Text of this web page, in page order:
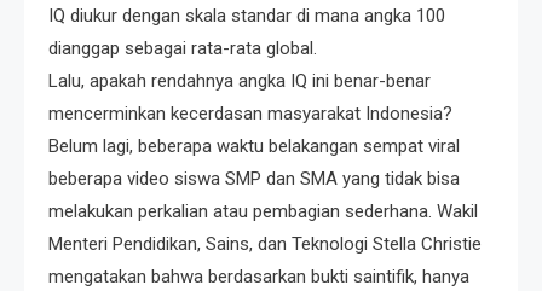
IQ diukur dengan skala standar di mana angka 100
dianggap sebagai rata-rata global.
Lalu, apakah rendahnya angka IQ ini benar-benar
mencerminkan kecerdasan masyarakat Indonesia?
Belum lagi, beberapa waktu belakangan sempat viral
beberapa video siswa SMP dan SMA yang tidak bisa
melakukan perkalian atau pembagian sederhana. Wakil
Menteri Pendidikan, Sains, dan Teknologi Stella Christie
mengatakan bahwa berdasarkan bukti saintifik, hanya